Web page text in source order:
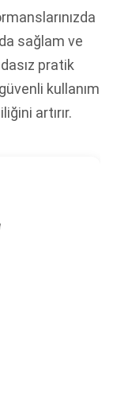
sağlam ve
pratik
kullanım
artırır.